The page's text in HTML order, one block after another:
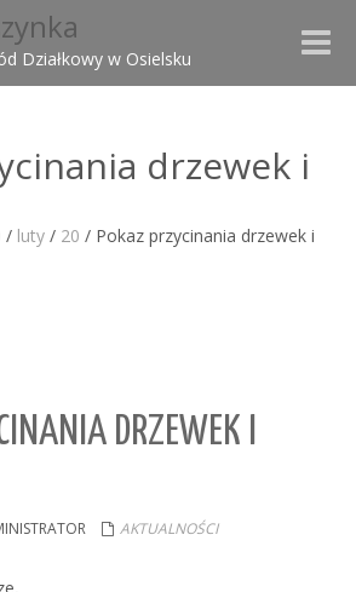
Działkowy w Osielsku
Toggle
drzewek i
/ luty / 20 / Pokaz przycinania drzewek i
DRZEWEK I
AKTUALNOŚCI